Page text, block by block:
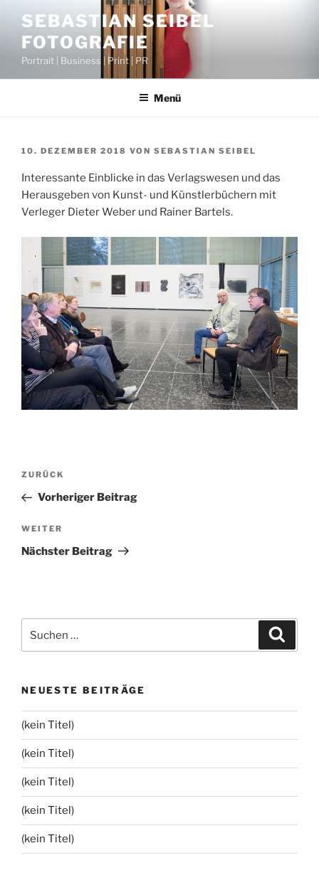
Inhalt
springen
SEBASTIAN SEIBEL
FOTOGRAFIE
Portrait | Business | Print | PR
Menü
VERÖFFENTLICHT
10. DEZEMBER 2018 VON SEBASTIAN SEIBEL
Interessante Einblicke in das Verlagswesen und das
Herausgeben von Kunst- und Künstlerbüchern mit
Verleger Dieter Weber und Rainer Bartels.
Beitragsnavigation
Vorheriger
Beitrag
ZURÜCK
Vorheriger Beitrag
Nächster
Beitrag
WEITER
Nächster Beitrag
nach:
NEUESTE BEITRÄGE
(kein Titel)
(kein Titel)
(kein Titel)
(kein Titel)
(kein Titel)